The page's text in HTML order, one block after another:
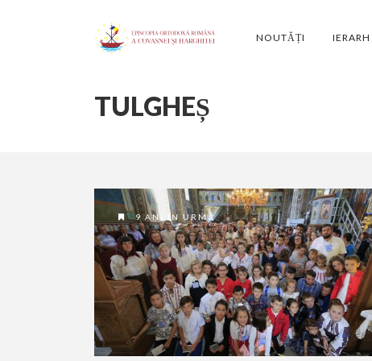
NOUTĂȚI IERARH
TULGHEȘ
9 ANI ÎN URMĂ